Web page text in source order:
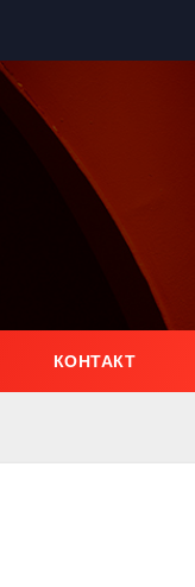
КОНТАКТ